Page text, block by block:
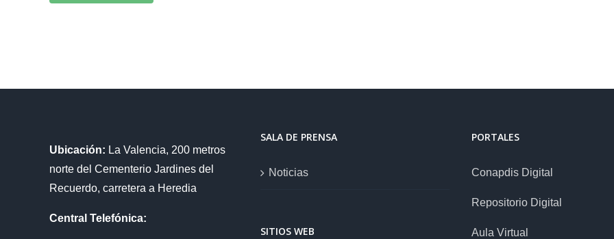
Ubicación: La Valencia, 200 metros
norte del Cementerio Jardines del
Recuerdo, carretera a Heredia
Central Telefónica:
SALA DE PRENSA
Noticias
SITIOS WEB
PORTALES
Conapdis Digital
Repositorio Digital
Aula Virtual